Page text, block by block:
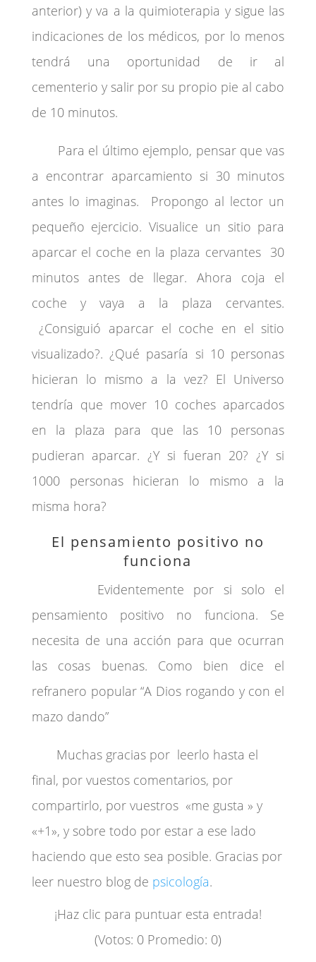
anterior) y va a la quimioterapia y sigue las
indicaciones de los médicos, por lo menos
tendrá una oportunidad de ir al
cementerio y salir por su propio pie al cabo
de 10 minutos.
Para el último ejemplo, pensar que vas
a encontrar aparcamiento si 30 minutos
antes lo imaginas. Propongo al lector un
pequeño ejercicio. Visualice un sitio para
aparcar el coche en la plaza cervantes 30
minutos antes de llegar. Ahora coja el
coche y vaya a la plaza cervantes.
¿Consiguió aparcar el coche en el sitio
visualizado?. ¿Qué pasaría si 10 personas
hicieran lo mismo a la vez? El Universo
tendría que mover 10 coches aparcados
en la plaza para que las 10 personas
pudieran aparcar. ¿Y si fueran 20? ¿Y si
1000 personas hicieran lo mismo a la
misma hora?
El pensamiento positivo no
funciona
Evidentemente por si solo el
pensamiento positivo no funciona. Se
necesita de una acción para que ocurran
las cosas buenas. Como bien dice el
refranero popular “A Dios rogando y con el
mazo dando”
Muchas gracias por leerlo hasta el
final, por vuestos comentarios, por
compartirlo, por vuestros «me gusta » y
«+1», y sobre todo por estar a ese lado
haciendo que esto sea posible. Gracias por
leer nuestro blog de psicología.
¡Haz clic para puntuar esta entrada!
(Votos: 0Promedio: 0)